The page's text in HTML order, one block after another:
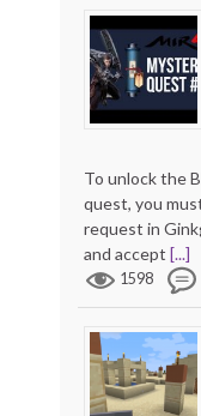
To unlock the
quest, you
request in
and accept [...]
1598